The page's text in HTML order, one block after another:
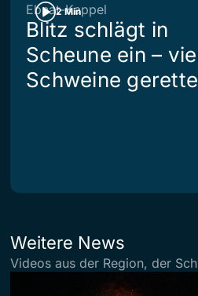
2 Min
Ebnat-Kappel
Blitz schlägt in
Scheune ein –
Schweine
Weitere News
Videos aus der Region, der